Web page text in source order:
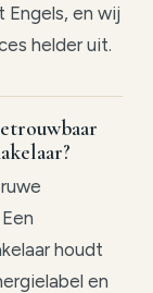
en wij
helder uit.
houdt
en